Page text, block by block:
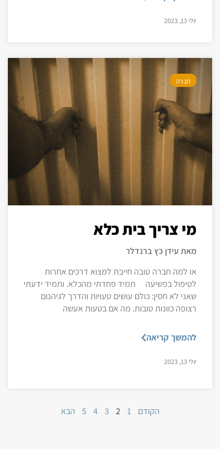
יולי 13, 2023
חברה
מי צריך בית כלא
מאת עידן כץ ברנדלר
או למה חברה טובה חייבת למצוא דרכים אחרות
לטיפול בפשיעה תמיד פחדתי מהכלא. ותמיד ידעתי
שאני לא חסין: כולם עושים טעויות והדרך לגיהנום
רצופה כוונות טובות. מה אם בטעות אעשה
להמשך קריאה
יולי 13, 2023
הקודם 1
2
3
4
5 הבא